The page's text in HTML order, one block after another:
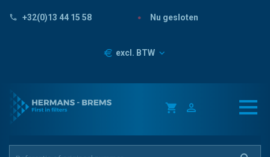
+32(0)13 44 15 58 Nu gesloten
Prijzen
excl. BTW